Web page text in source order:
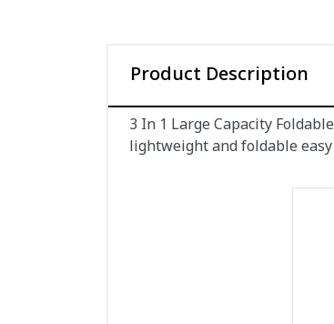
Product Description
3 In 1 Large Capacity
lightweight and foldable